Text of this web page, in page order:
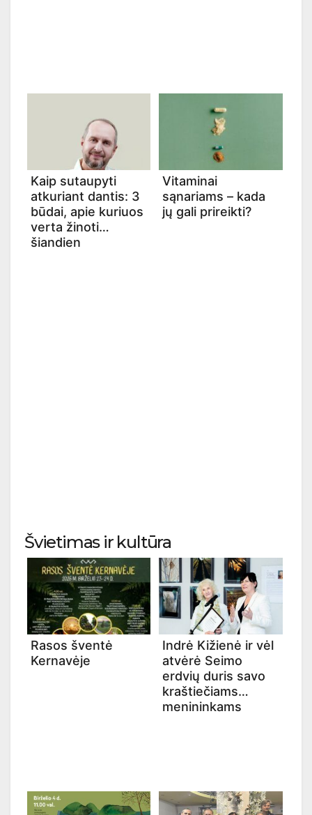
Kaip sutaupyti
atkuriant dantis: 3
būdai, apie kuriuos
verta žinoti
šiandien
Vitaminai
sąnariams – kada
jų gali prireikti?
Švietimas ir kultūra
Rasos šventė
Kernavėje
Indrė Kižienė ir vėl
atvėrė Seimo
erdvių duris savo
kraštiečiams
menininkams